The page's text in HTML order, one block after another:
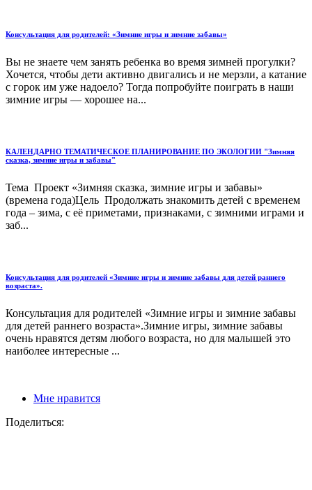
Консультация для родителей: «Зимние игры и зимние забавы»
Вы не знаете чем занять ребенка во время зимней прогулки?
Хочется, чтобы дети активно двигались и не мерзли, а катание
с горок им уже надоело? Тогда попробуйте поиграть в наши
зимние игры — хорошее на...
КАЛЕНДАРНО ТЕМАТИЧЕСКОЕ ПЛАНИРОВАНИЕ ПО ЭКОЛОГИИ "Зимняя
сказка, зимние игры и забавы"
Тема Проект «Зимняя сказка, зимние игры и забавы»
(времена года)Цель Продолжать знакомить детей с временем
года – зима, с её приметами, признаками, с зимними играми и
заб...
Консультация для родителей «Зимние игры и зимние забавы для детей раннего
возраста».
Консультация для родителей «Зимние игры и зимние забавы
для детей раннего возраста».Зимние игры, зимние забавы
очень нравятся детям любого возраста, но для малышей это
наиболее интересные ...
Мне нравится
Поделиться: